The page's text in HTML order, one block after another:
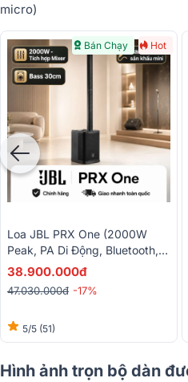
micro)
Bán Chạy Hot
Loa JBL PRX One (2000W
Peak, PA Di Động, Bluetooth,
Tích Hợp Mixer, Class D, DSP)
38.900.000đ
47.030.000đ -17%
5/5 (51)
Hình ảnh trọn bộ dàn